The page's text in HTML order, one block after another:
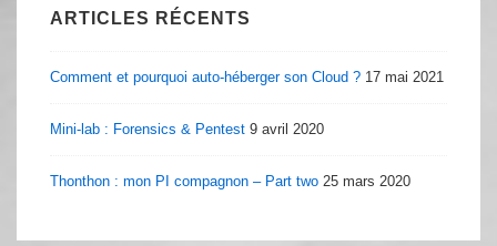
ARTICLES RÉCENTS
Comment et pourquoi auto-héberger son Cloud ? 17 mai 2021
Mini-lab : Forensics & Pentest 9 avril 2020
Thonthon : mon PI compagnon – Part two 25 mars 2020